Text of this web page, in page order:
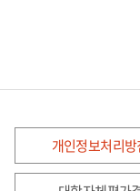
개인정보처리방